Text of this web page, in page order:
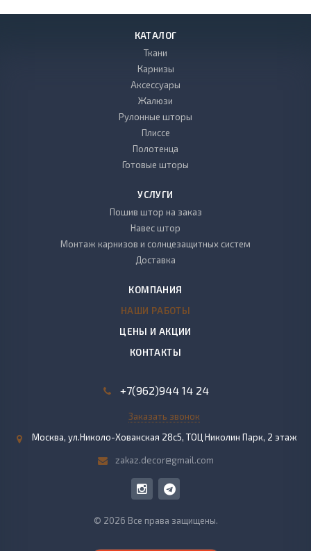
КАТАЛОГ
Ткани
Карнизы
Аксессуары
Жалюзи
Рулонные шторы
Плиссе
Полотенца
Готовые шторы
УСЛУГИ
Пошив штор на заказ
Навес штор
Монтаж карнизов и солнцезащитных систем
Доставка
КОМПАНИЯ
НАШИ РАБОТЫ
ЦЕНЫ И АКЦИИ
КОНТАКТЫ
+7(962)944 14 24
Заказать звонок
Москва, ул.Николо-Хованская 28с5, ТОЦ Николин Парк, 2 этаж
zakaz.decor@gmail.com
© 2026 Все права защищены.